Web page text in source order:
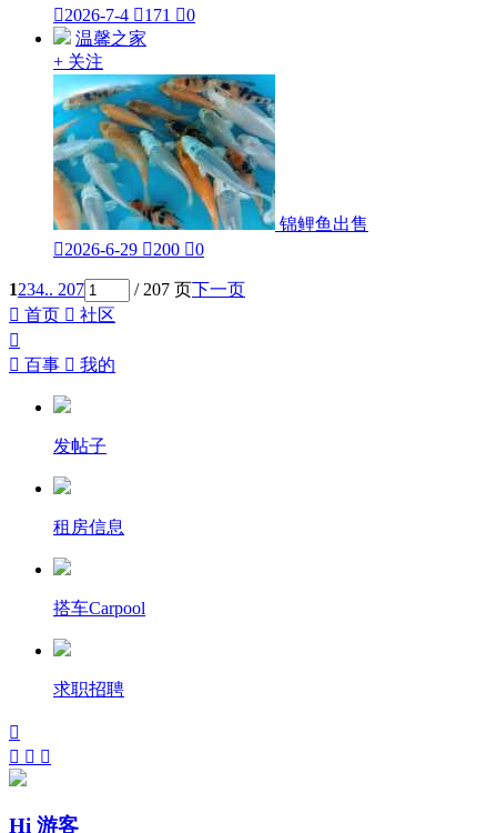
2026-7-4 171 0
温馨之家
+ 关注
锦鲤鱼出售
2026-6-29 200 0
1234.. 207 / 207 页下一页
 首页  社区

 百事  我的
发帖子
租房信息
搭车Carpool
求职招聘

  
Hi 游客